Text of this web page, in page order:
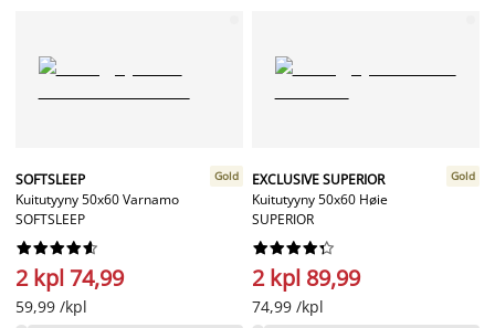
SOFTSLEEP
Kuitutyyny 50x60 Varnamo
SOFTSLEEP
Gold






2 kpl 74,99
59,99 /kpl
EXCLUSIVE SUPERIOR
Kuitutyyny 50x60 Høie
SUPERIOR
Gold






2 kpl 89,99
74,99 /kpl